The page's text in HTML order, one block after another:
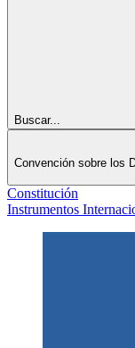
Buscar...
Convención sobre los
Constitución
Instrumentos